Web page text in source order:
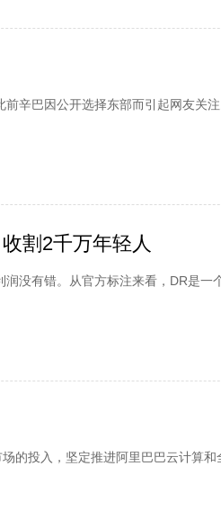
辛巴因公开选择东部而引起网友关
割2千万年轻人
没有错。从官方标注来看，DR是一
的投入，坚定推进阿里巴巴云计算和